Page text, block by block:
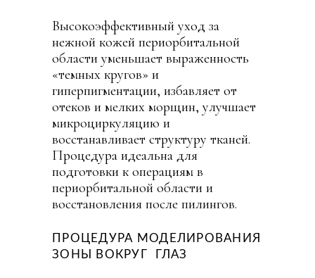
Высокоэффективный уход за
нежной кожей периорбитальной
области уменьшает выраженность
«темных кругов» и
гиперпигментации, избавляет от
отеков и мелких морщин, улучшает
микроциркуляцию и
восстанавливает структуру тканей.
Процедура идеальна для
подготовки к операциям в
периорбитальной области и
восстановления после пилингов.
ПРОЦЕДУРА МОДЕЛИРОВАНИЯ
ЗОНЫ ВОКРУГ ГЛАЗ